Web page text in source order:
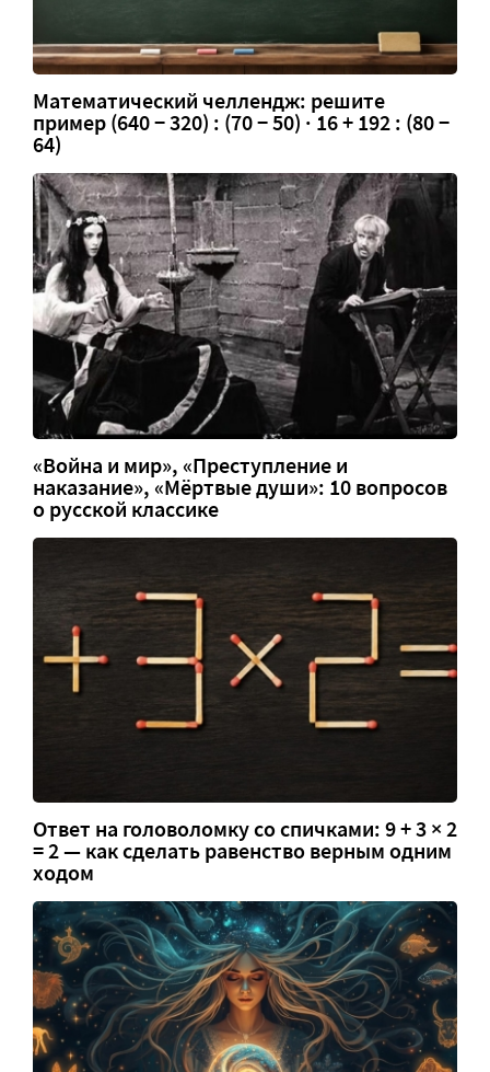
Математический челлендж: решите
пример (640 − 320) : (70 − 50) · 16 + 192 : (80 −
64)
«Война и мир», «Преступление и
наказание», «Мёртвые души»: 10 вопросов
о русской классике
Ответ на головоломку со спичками: 9 + 3 × 2
= 2 — как сделать равенство верным одним
ходом